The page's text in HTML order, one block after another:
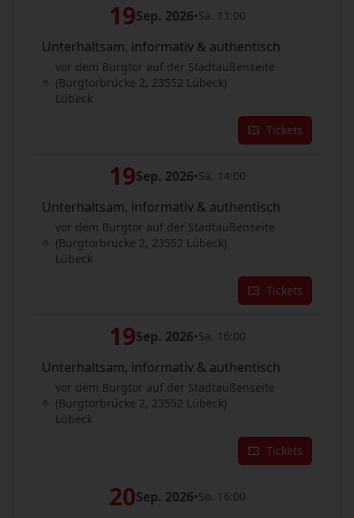
19Sep. 2026•Sa. 11:00
Unterhaltsam, informativ & authentisch
vor dem Burgtor auf der Stadtaußenseite
(Burgtorbrücke 2, 23552 Lübeck)
Lübeck
Tickets
19Sep. 2026•Sa. 14:00
Unterhaltsam, informativ & authentisch
vor dem Burgtor auf der Stadtaußenseite
(Burgtorbrücke 2, 23552 Lübeck)
Lübeck
Tickets
19Sep. 2026•Sa. 16:00
Unterhaltsam, informativ & authentisch
vor dem Burgtor auf der Stadtaußenseite
(Burgtorbrücke 2, 23552 Lübeck)
Lübeck
Tickets
20Sep. 2026•So. 16:00